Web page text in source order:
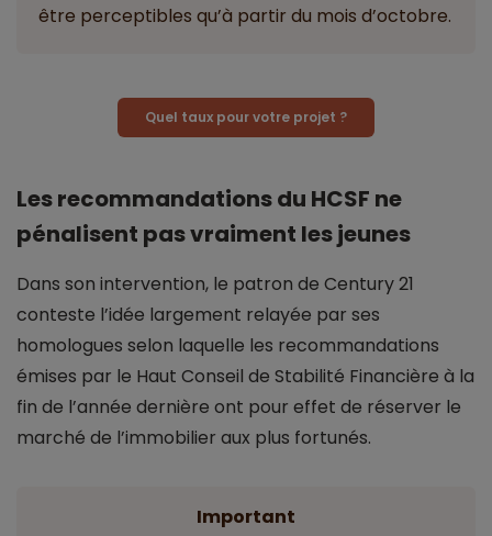
être perceptibles qu’à partir du mois d’octobre.
Quel taux pour votre projet ?
Les recommandations du HCSF ne
pénalisent pas vraiment les jeunes
Dans son intervention, le patron de Century 21
conteste l’idée largement relayée par ses
homologues selon laquelle les recommandations
émises par le Haut Conseil de Stabilité Financière à la
fin de l’année dernière ont pour effet de réserver le
marché de l’immobilier aux plus fortunés.
Important